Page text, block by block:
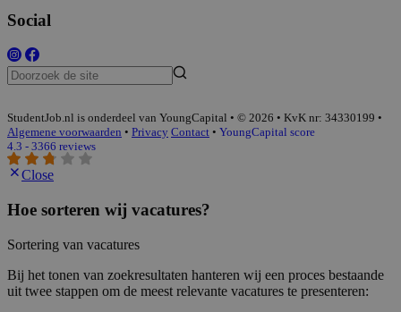
Social
StudentJob.nl is onderdeel van YoungCapital • © 2026 • KvK nr: 34330199 •
Algemene voorwaarden • Privacy Contact • YoungCapital score
4.3 - 3366 reviews
Close
Hoe sorteren wij vacatures?
Sortering van vacatures
Bij het tonen van zoekresultaten hanteren wij een proces bestaande
uit twee stappen om de meest relevante vacatures te presenteren: